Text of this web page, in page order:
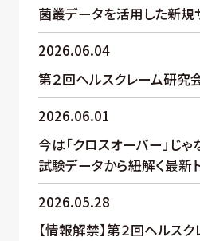
菌叢データを活用した新規
2026.06.04
第２回ヘルスクレーム研究
2026.06.01
今は「クロスオーバー」じ
試験データから紐解く最新ト
2026.05.28
【情報解禁】第２回ヘルス